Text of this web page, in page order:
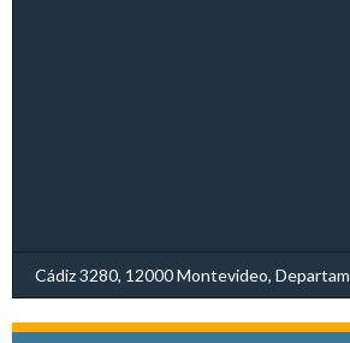
Cádiz 3280, 12000 Montevideo,